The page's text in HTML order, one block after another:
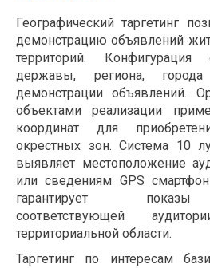
Географический таргетинг
демонстрацию объявлений
территорий. Конфигурация
державы, региона,
демонстрации объявлений.
объектами реализации
координат для
окрестных зон. Система 10
выявляет местоположение
или сведениям GPS
гарантирует показы
соответствующей
территориальной области.
Таргетинг по интересам